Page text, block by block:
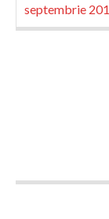
septembrie